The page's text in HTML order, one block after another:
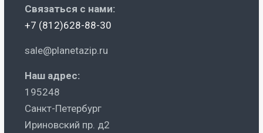
Связаться с нами:
+7 (812)628-88-30
sale@planetazip.ru
Наш адрес:
195248
Санкт-Петербург
Ириновский пр. д2